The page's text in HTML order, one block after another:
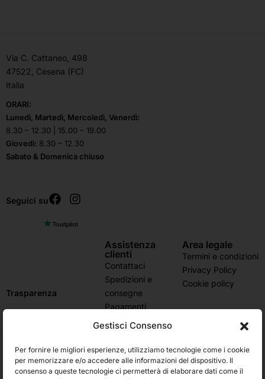
Gestisci Consenso
Per fornire le migliori esperienze, utilizziamo tecnologie come i cookie
per memorizzare e/o accedere alle informazioni del dispositivo. Il
consenso a queste tecnologie ci permetterà di elaborare dati come il
Via C. Cattaneo, 498
47522, Cesena (FC)
Italia
ORARI:
Lunedì, Martedì, Mercoledì, Venerdì:
8.30 – 12.30 | 15.00 – 19.00
Giovedì: 8.30 – 12.30
Sabato & Domenica chiuso
Seguici su
Trasparenza
Assistenza
clienti
Contattaci
Spedizioni e
consegne
Pagamenti
accettati
Stato dell’ordine
Resi e rimborsi
Area legale
Termini e condizioni
Privacy Policy
Cookie policy
Iscriviti alla newsletter e ricevi subito il 10% di sconto